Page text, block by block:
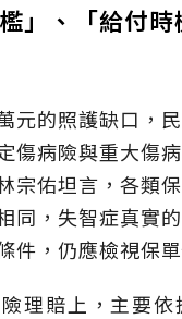
」、「給付
元的照護缺口，
傷病險與重大傷
宗佑坦言，各類
同，失智症真實
件，仍應檢視保
理賠上，主要依